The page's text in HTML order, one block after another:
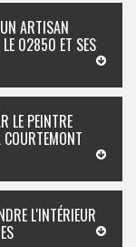
ARTISAN
LE 02850 ET SES
LE PEINTRE
L'INTÉRIEUR